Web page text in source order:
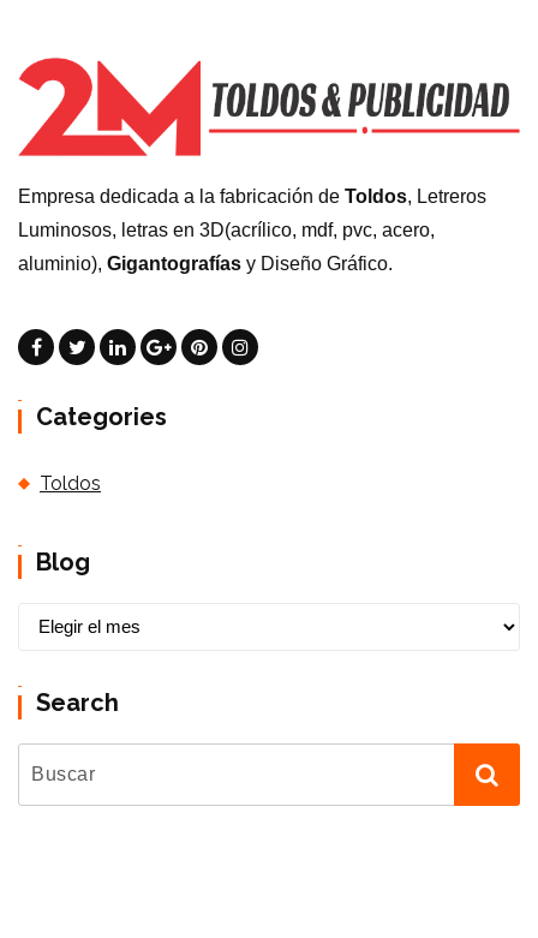
Empresa dedicada a la fabricación de Toldos, Letreros
Luminosos, letras en 3D(acrílico, mdf, pvc, acero,
aluminio), Gigantografías y Diseño Gráfico.
Categories
Toldos
Blog
o
g
Search